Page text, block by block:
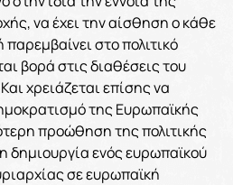
να έχει την αίσθηση ο κάθε
παρεμβαίνει στο πολιτικό
βορά στις διαθέσεις του
χρειάζεται επίσης να
της Ευρωπαϊκής
προώθηση της πολιτικής
δημιουργία ενός ευρωπαϊκού
σε ευρωπαϊκή